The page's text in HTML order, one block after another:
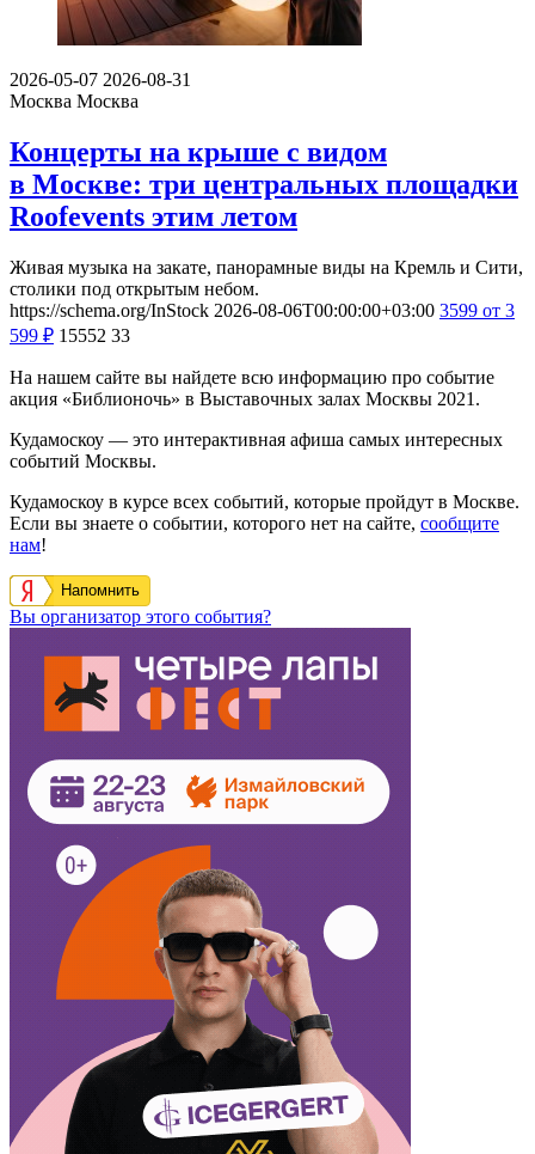
2026-05-07 2026-08-31
Москва Москва
Концерты на крыше с видом
в Москве: три центральных площадки
Roofevents этим летом
Живая музыка на закате, панорамные виды на Кремль и Сити,
столики под открытым небом.
https://schema.org/InStock 2026-08-06T00:00:00+03:00 3599 от 3
599 ₽ 15552 33
На нашем сайте вы найдете всю информацию про событие
акция «Библионочь» в Выставочных залах Москвы 2021.
Кудамоскоу — это интерактивная афиша самых интересных
событий Москвы.
Кудамоскоу в курсе всех событий, которые пройдут в Москве.
Если вы знаете о событии, которого нет на сайте, сообщите
нам!
Напомнить
Вы организатор этого события?